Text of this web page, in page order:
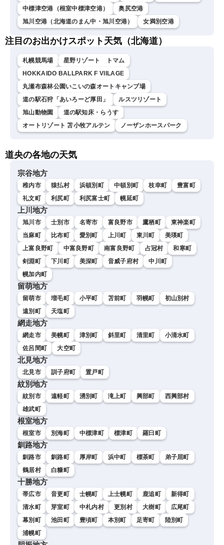
中標津空港（根室中標津空港）
奥尻空港
旭川空港（北海道のまん中・旭川空港）
女満別空港
注目のお出かけスポット天気（北海道）
札幌競馬場
星野リゾート トマム
HOKKAIDO BALLPARK F VIILAGE
丸瀬布森林公園いこいの森オートキャンプ場
道の駅石狩「あいろーど厚田」
ルスツリゾート
旭山動物園
道の駅知床・らうす
オートリゾート 苫小牧アルテン
ノーザンホースパーク
道央の各地の天気
宗谷地方
稚内市 猿払村 浜頓別町 中頓別町 枝幸町
豊富町
礼文町
利尻町 利尻富士町 幌延町
上川地方
旭川市 士別市 名寄市 富良野市 鷹栖町
東神楽町
当麻町
比布町 愛別町 上川町 東川町
美瑛町
上富良野町
中富良野町 南富良野町 占冠村
和寒町
剣淵町
下川町 美深町 音威子府村
中川町
幌加内町
留萌地方
留萌市 増毛町 小平町 苫前町 羽幌町
初山別村
遠別町
天塩町
網走地方
網走市 美幌町 津別町 斜里町 清里町
小清水町
佐呂間町
大空町
北見地方
北見市 訓子府町 置戸町
紋別地方
紋別市 遠軽町 湧別町 滝上町 興部町
西興部村
雄武町
根室地方
根室市 別海町 中標津町 標津町 羅臼町
釧路地方
釧路市 釧路町 厚岸町 浜中町 標茶町
弟子屈町
鶴居村
白糠町
十勝地方
帯広市 音更町 士幌町 上士幌町 鹿追町
新得町
清水町
芽室町 中札内村 更別村 大樹町
広尾町
幕別町
池田町 豊頃町 本別町 足寄町
陸別町
浦幌町